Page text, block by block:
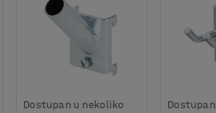
Dostupan u nekoliko